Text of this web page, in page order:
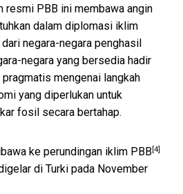
resmi PBB ini membawa angin
dalam diplomasi iklim
negara-negara penghasil
negara yang bersedia hadir
mengenai langkah
yang diperlukan untuk
fosil secara bertahap.
ke perundingan iklim PBB[4]
di Turki pada November